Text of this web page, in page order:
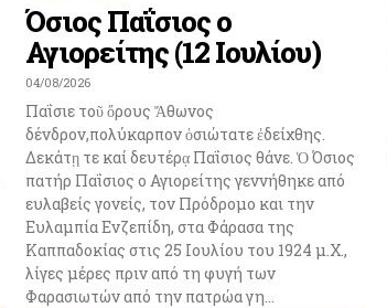
Όσιος Παΐσιος ο
Αγιορείτης (12 Ιουλίου)
04/08/2026
Παΐσιε τοῦ ὄρους Ἄθωνος
δένδρον,πολύκαρπον ὁσιώτατε ἐδείχθης.
Δεκάτῃ τε καί δευτέρᾳ Παΐσιος θάνε. Ὁ Όσιος
πατήρ Παΐσιος ο Αγιορείτης γεννήθηκε από
ευλαβείς γονείς, τον Πρόδρομο και την
Ευλαμπία Ενζεπίδη, στα Φάρασα της
Καππαδοκίας στις 25 Ιουλίου του 1924 μ.Χ.,
λίγες μέρες πριν από τη φυγή των
Φαρασιωτών από την πατρώα γη...